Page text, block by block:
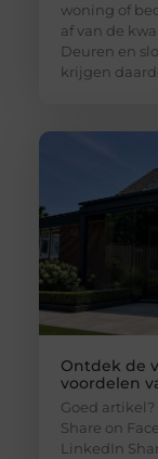
woning of
af van de
Deuren en
krijgen
Ontdek de
voordelen
Goed
Share on
LinkedIn